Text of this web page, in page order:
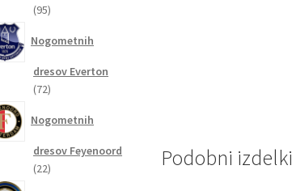
Podobni izdelki
9595
Nogometnih
dresov Everton
7272
Nogometnih
dresov Feyenoord
2222